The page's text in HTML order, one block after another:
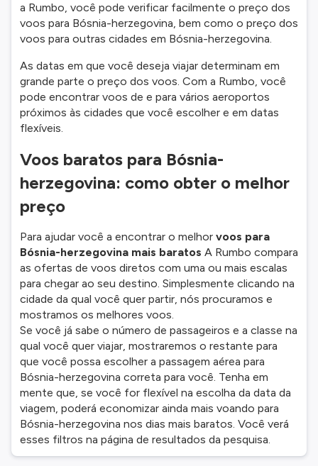
a Rumbo, você pode verificar facilmente o preço dos
voos para Bósnia-herzegovina, bem como o preço dos
voos para outras cidades em Bósnia-herzegovina.
As datas em que você deseja viajar determinam em
grande parte o preço dos voos. Com a Rumbo, você
pode encontrar voos de e para vários aeroportos
próximos às cidades que você escolher e em datas
flexíveis.
Voos baratos para Bósnia-
herzegovina: como obter o melhor
preço
Para ajudar você a encontrar o melhor voos para
Bósnia-herzegovina mais baratos A Rumbo compara
as ofertas de voos diretos com uma ou mais escalas
para chegar ao seu destino. Simplesmente clicando na
cidade da qual você quer partir, nós procuramos e
mostramos os melhores voos.
Se você já sabe o número de passageiros e a classe na
qual você quer viajar, mostraremos o restante para
que você possa escolher a passagem aérea para
Bósnia-herzegovina correta para você. Tenha em
mente que, se você for flexível na escolha da data da
viagem, poderá economizar ainda mais voando para
Bósnia-herzegovina nos dias mais baratos. Você verá
esses filtros na página de resultados da pesquisa.